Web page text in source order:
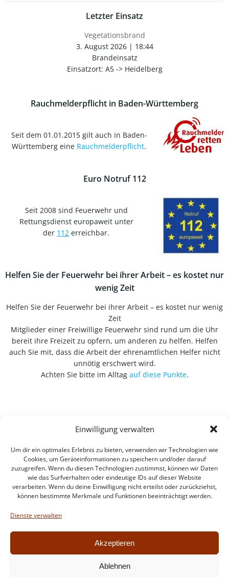
Einwilligung verwalten
Um dir ein optimales Erlebnis zu bieten, verwenden wir Technologien wie
Cookies, um Geräteinformationen zu speichern und/oder darauf
zuzugreifen. Wenn du diesen Technologien zustimmst, können wir Daten
wie das Surfverhalten oder eindeutige IDs auf dieser Website
verarbeiten. Wenn du deine Einwilligung nicht erteilst oder zurückziehst,
können bestimmte Merkmale und Funktionen beeinträchtigt werden.
Dienste verwalten
Akzeptieren
Ablehnen
Letzter Einsatz
Vegetationsbrand
3. August 2026| 18:44
Brandeinsatz
Einsatzort: A5 -> Heidelberg
Rauchmelderpflicht in Baden-Württemberg
Seit dem 01.01.2015 gilt auch in Baden-
Württemberg eine Rauchmelderpflicht.
Euro Notruf 112
Seit 2008 sind Feuerwehr und
Rettungsdienst europaweit unter
der 112 erreichbar.
Helfen Sie der Feuerwehr bei ihrer Arbeit – es kostet nur
wenig Zeit
Helfen Sie der Feuerwehr bei ihrer Arbeit – es kostet nur wenig
Zeit
Mitglieder einer Freiwillige Feuerwehr sind rund um die Uhr
bereit ihre Freizeit zu opfern, um anderen zu helfen. Helfen
auch Sie mit, dass die Arbeit der ehrenamtlichen Helfer nicht
unnötig erschwert wird.
Achten Sie bitte im Alltag auf diese Punkte.
Intern